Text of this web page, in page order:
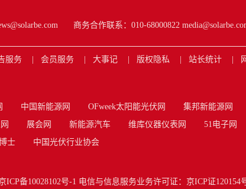
商务合作联系：010-68000822
服务 会员服务 大事记 版权隐私 站长统计
中国新能源网 OFweek太阳能光伏网 集邦新能源网
展会网 新能源汽车 维库仪器仪表网 51电子网
士 中国光伏行业协会
ICP备10028102号-1 电信与信息服务业务许可证：京ICP证120154